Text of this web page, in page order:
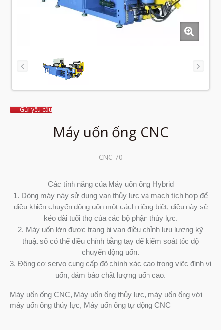
Gửi yêu cầu
Máy uốn ống CNC
CNC-70
Các tính năng của Máy uốn ống Hybrid
1. Dòng máy này sử dụng van thủy lực và mạch tích hợp để
điều khiển chuyển động uốn một cách riêng biệt, điều này sẽ
kéo dài tuổi thọ của các bộ phận thủy lực.
2. Máy uốn lớn được trang bị van điều chỉnh lưu lượng kỹ
thuật số có thể điều chỉnh bằng tay để kiểm soát tốc độ
chuyển động uốn.
3. Động cơ servo cung cấp độ chính xác cao trong việc định vị
uốn, đảm bảo chất lượng uốn cao.
Máy uốn ống CNC, Máy uốn ống thủy lực, máy uốn ống với
máy uốn ống thủy lực, Máy uốn ống tự động CNC